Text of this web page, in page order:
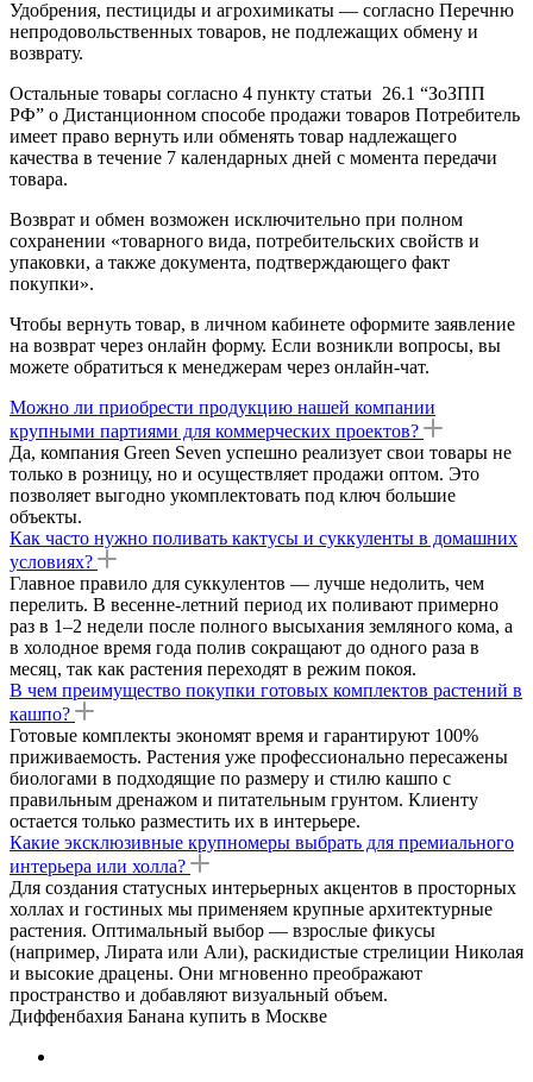
Удобрения, пестициды и агрохимикаты — согласно Перечню
непродовольственных товаров, не подлежащих обмену и
возврату.
Остальные товары согласно 4 пункту статьи 26.1 “ЗоЗПП
РФ” о Дистанционном способе продажи товаров Потребитель
имеет право вернуть или обменять товар надлежащего
качества в течение 7 календарных дней с момента передачи
товара.
Возврат и обмен возможен исключительно при полном
сохранении «товарного вида, потребительских свойств и
упаковки, а также документа, подтверждающего факт
покупки».
Чтобы вернуть товар, в личном кабинете оформите заявление
на возврат через онлайн форму. Если возникли вопросы, вы
можете обратиться к менеджерам через онлайн-чат.
Можно ли приобрести продукцию нашей компании
крупными партиями для коммерческих проектов?
Да, компания Green Seven успешно реализует свои товары не
только в розницу, но и осуществляет продажи оптом. Это
позволяет выгодно укомплектовать под ключ большие
объекты.
Как часто нужно поливать кактусы и суккуленты в домашних
условиях?
Главное правило для суккулентов — лучше недолить, чем
перелить. В весенне-летний период их поливают примерно
раз в 1–2 недели после полного высыхания земляного кома, а
в холодное время года полив сокращают до одного раза в
месяц, так как растения переходят в режим покоя.
В чем преимущество покупки готовых комплектов растений в
кашпо?
Готовые комплекты экономят время и гарантируют 100%
приживаемость. Растения уже профессионально пересажены
биологами в подходящие по размеру и стилю кашпо с
правильным дренажом и питательным грунтом. Клиенту
остается только разместить их в интерьере.
Какие эксклюзивные крупномеры выбрать для премиального
интерьера или холла?
Для создания статусных интерьерных акцентов в просторных
холлах и гостиных мы применяем крупные архитектурные
растения. Оптимальный выбор — взрослые фикусы
(например, Лирата или Али), раскидистые стрелиции Николая
и высокие драцены. Они мгновенно преображают
пространство и добавляют визуальный объем.
Диффенбахия Банана купить в Москве